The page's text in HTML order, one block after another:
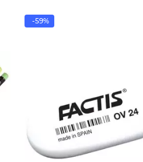
-59%